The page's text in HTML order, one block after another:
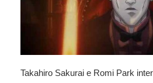
Takahiro Sakurai e Romi Park